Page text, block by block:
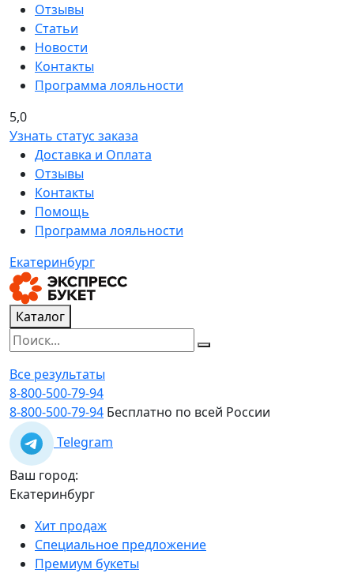
Отзывы
Статьи
Новости
Контакты
Программа лояльности
5,0
Узнать статус заказа
Доставка и Оплата
Отзывы
Контакты
Помощь
Программа лояльности
Екатеринбург
Каталог
Все результаты
8-800-500-79-94
8-800-500-79-94 Бесплатно по всей России
Telegram
Ваш город:
Екатеринбург
Хит продаж
Специальное предложение
Премиум букеты